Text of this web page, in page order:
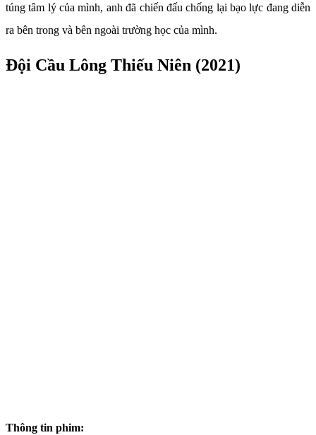
túng tâm lý của mình, anh đã chiến đấu chống lại bạo lực đang diễn
ra bên trong và bên ngoài trường học của mình.
Đội Cầu Lông Thiếu Niên (2021)
Thông tin phim: